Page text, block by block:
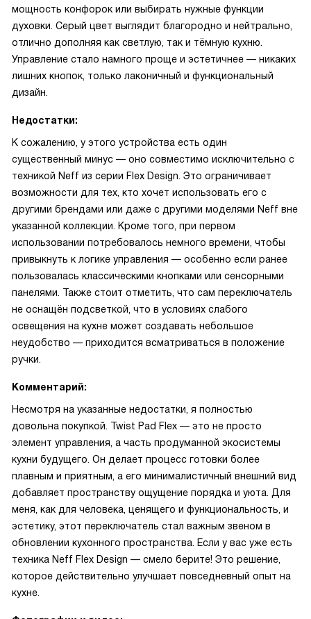
мощность конфорок или выбирать нужные функции
духовки. Серый цвет выглядит благородно и нейтрально,
отлично дополняя как светлую, так и тёмную кухню.
Управление стало намного проще и эстетичнее — никаких
лишних кнопок, только лаконичный и функциональный
дизайн.
Недостатки:
К сожалению, у этого устройства есть один
существенный минус — оно совместимо исключительно с
техникой Neff из серии Flex Design. Это ограничивает
возможности для тех, кто хочет использовать его с
другими брендами или даже с другими моделями Neff вне
указанной коллекции. Кроме того, при первом
использовании потребовалось немного времени, чтобы
привыкнуть к логике управления — особенно если ранее
пользовалась классическими кнопками или сенсорными
панелями. Также стоит отметить, что сам переключатель
не оснащён подсветкой, что в условиях слабого
освещения на кухне может создавать небольшое
неудобство — приходится всматриваться в положение
ручки.
Комментарий:
Несмотря на указанные недостатки, я полностью
довольна покупкой. Twist Pad Flex — это не просто
элемент управления, а часть продуманной экосистемы
кухни будущего. Он делает процесс готовки более
плавным и приятным, а его минималистичный внешний вид
добавляет пространству ощущение порядка и уюта. Для
меня, как для человека, ценящего и функциональность, и
эстетику, этот переключатель стал важным звеном в
обновлении кухонного пространства. Если у вас уже есть
техника Neff Flex Design — смело берите! Это решение,
которое действительно улучшает повседневный опыт на
кухне.